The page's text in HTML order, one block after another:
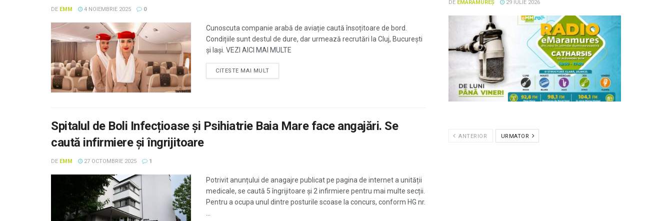
DE EMM 4 NOIEMBRIE 2025 0
Cunoscuta companie arabă de aviație caută însoțitoare de bord.
Condițiile sunt destul de dure, dar urmează recrutări la Cluj, București
și Iași. VEZI AICI MAI MULTE
CITESTE MAI MULT
Spitalul de Boli Infecțioase și Psihiatrie Baia Mare face angajări. Se
caută infirmiere și îngrijitoare
DE EMM 27 OCTOMBRIE 2025 1
Potrivit anunțului de anagajre publicat pe pagina de internet a unității
medicale, se caută 5 îngrijitoare și 2 infirmiere pentru mai multe secții.
Pentru a ocupa unul dintre posturile scoase la concurs, conform HG nr.
DE EMARAMUREȘ 29 IULIE 2026
ANTERIOR URMATOR